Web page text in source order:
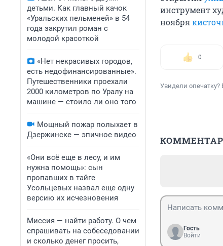
детьми. Как главный качок
«Уральских пельменей» в 54
года закрутил роман с
молодой красоткой
«Нет некрасивых городов,
есть недофинансированные».
Путешественники проехали
2000 километров по Уралу на
машине — стоило ли оно того
Мощный пожар полыхает в
Дзержинске — эпичное видео
«Они всё еще в лесу, и им
нужна помощь»: сын
пропавших в тайге
Усольцевых назвал еще одну
версию их исчезновения
Миссия — найти работу. О чем
спрашивать на собеседовании
и сколько денег просить,
инструмент
ноября
0
Увидели
Гость
Войти